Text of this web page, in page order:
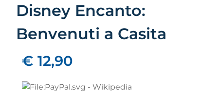
Disney Encanto:
Benvenuti a Casita
€ 12,90